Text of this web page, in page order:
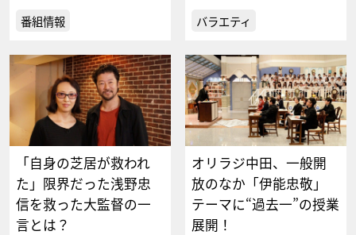
番組情報 バラエティ
「自身の芝居が救われ
た」限界だった浅野忠
信を救った大監督の一
言とは？
オリラジ中田、一般開
放のなか「伊能忠敬」
テーマに“過去一”の授業
展開！